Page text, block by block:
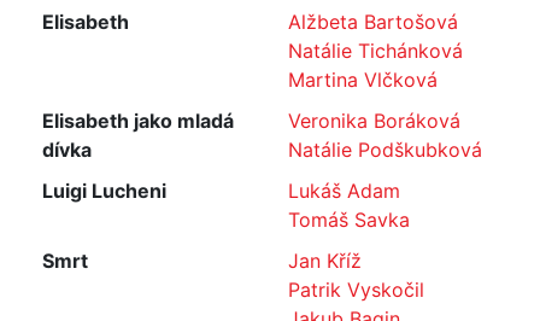
Elisabeth
Alžbeta Bartošová
Natálie Tichánková
Martina Vlčková
Elisabeth jako mladá
dívka
Veronika Boráková
Natálie Podškubková
Luigi Lucheni
Lukáš Adam
Tomáš Savka
Smrt
Jan Kříž
Patrik Vyskočil